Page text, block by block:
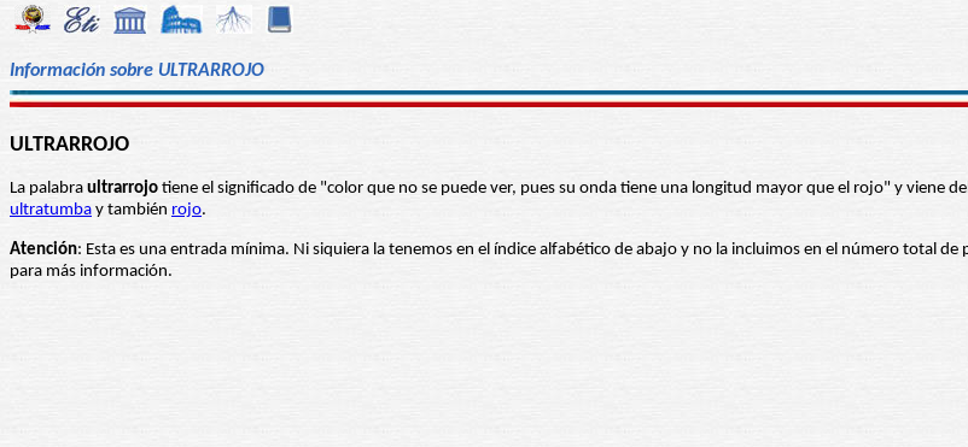
Información sobre ULTRARROJO
ULTRARROJO
La palabra ultrarrojo tiene el significado de "color que no se puede ver, pues su onda tiene una longitud mayor que el rojo" y viene
ultratumba y también rojo.
Atención: Esta es una entrada mínima. Ni siquiera la tenemos en el índice alfabético de abajo y no la incluimos en el número total
para más información.